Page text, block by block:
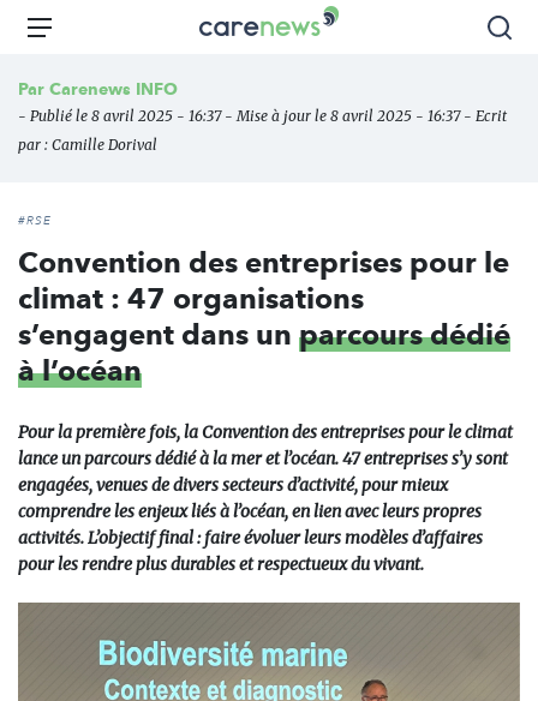
Aller
principal
Carenews,
des
Menu
Par Carenews INFO
- Publié le 8 avril 2025 - 16:37 - Mise à jour le 8 avril 2025 - 16:37 - Ecrit
par : Camille Dorival
#RSE
Convention des entreprises pour le
climat : 47 organisations
s’engagent dans un parcours dédié
à l’océan
Pour la première fois, la Convention des entreprises pour le climat
lance un parcours dédié à la mer et l’océan. 47 entreprises s’y sont
engagées, venues de divers secteurs d’activité, pour mieux
comprendre les enjeux liés à l’océan, en lien avec leurs propres
activités. L’objectif final : faire évoluer leurs modèles d’affaires
pour les rendre plus durables et respectueux du vivant.